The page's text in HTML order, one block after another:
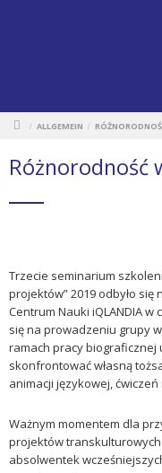
/ ALLGEMEIN /
Różnorodność
Trzecie seminarium
projektów” 2019 odbyło się
Centrum Nauki iQLANDIA
się na prowadzeniu grupy
ramach pracy biograficznej
skonfrontować własną
animacji językowej,
Ważnym momentem dla
projektów
absolwentek